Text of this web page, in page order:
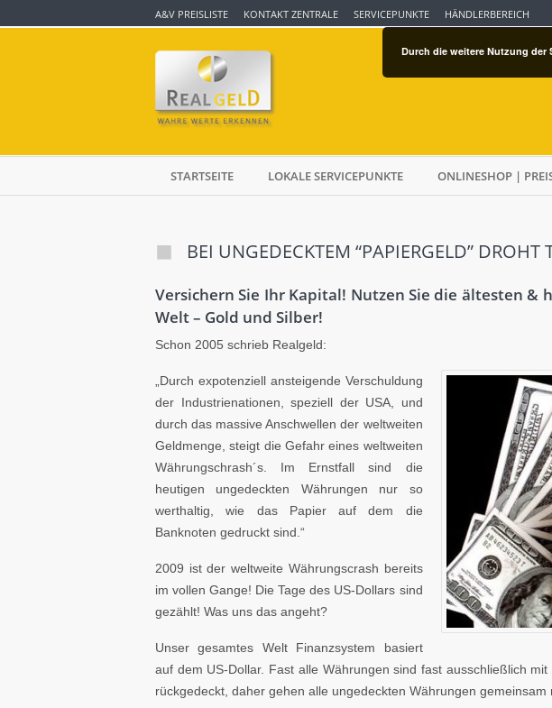
A&V PREISLISTE KONTAKT ZENTRALE SERVICEPUNKTE HÄNDLERBEREICH
STARTSEITE LOKALE SERVICEPUNKTE ONLINESHOP |
BEI UNGEDECKTEM “PAPIERGELD” DROHT
Versichern Sie Ihr Kapital! Nutzen Sie die ältesten &
Welt – Gold und Silber!
Schon 2005 schrieb Realgeld:
„Durch expotenziell ansteigende Verschuldung
der Industrienationen, speziell der USA, und
durch das massive Anschwellen der weltweiten
Geldmenge, steigt die Gefahr eines weltweiten
Währungschrash´s. Im Ernstfall sind die
heutigen ungedeckten Währungen nur so
werthaltig, wie das Papier auf dem die
Banknoten gedruckt sind.“
2009 ist der weltweite Währungscrash bereits
im vollen Gange! Die Tage des US-Dollars sind
gezählt! Was uns das angeht?
Unser gesamtes Welt Finanzsystem basiert
auf dem US-Dollar. Fast alle Währungen sind fast ausschließlich
rückgedeckt, daher gehen alle ungedeckten Währungen gemeinsam
Durch die weitere Nutzung der